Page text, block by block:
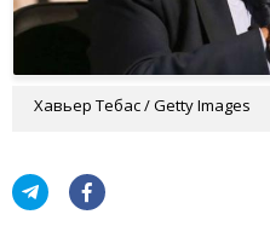
Хавьер Тебас / Getty Images